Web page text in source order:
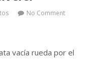
No Comment
vacía rueda por el